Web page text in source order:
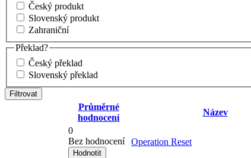
Český produkt
Slovenský produkt
Zahraniční
Překlad?
Český překlad
Slovenský překlad
Průměrné
hodnocení
Název
0
Bez hodnocení
Operation Reset